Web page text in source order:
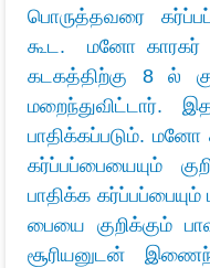
பொருத்தவரை
கூட. மனோ காரகர்
கடகத்திற்கு 8 ல்
மறைந்துவிட்டார்.
பாதிக்கப்படும்.
கர்ப்பப்பையையும்
பாதிக்க
பையை குறிக்கும்
சூரியனுடன்